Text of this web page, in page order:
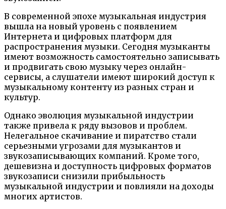
В современной эпохе музыкальная индустрия
вышла на новый уровень с появлением
Интернета и цифровых платформ для
распространения музыки. Сегодня музыканты
имеют возможность самостоятельно записывать
и продвигать свою музыку через онлайн-
сервисы, а слушатели имеют широкий доступ к
музыкальному контенту из разных стран и
культур.
Однако эволюция музыкальной индустрии
также привела к ряду вызовов и проблем.
Нелегальное скачивание и пиратство стали
серьезными угрозами для музыкантов и
звукозаписывающих компаний. Кроме того,
дешевизна и доступность цифровых форматов
звукозаписи снизили прибыльность
музыкальной индустрии и повлияли на доходы
многих артистов.